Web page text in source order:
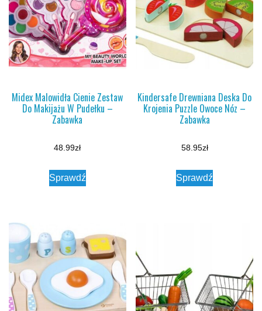
Midex Malowidła Cienie Zestaw
Do Makijażu W Pudełku –
Zabawka
48.99zł
Sprawdź
Kindersafe Drewniana Deska Do
Krojenia Puzzle Owoce Nóz –
Zabawka
58.95zł
Sprawdź